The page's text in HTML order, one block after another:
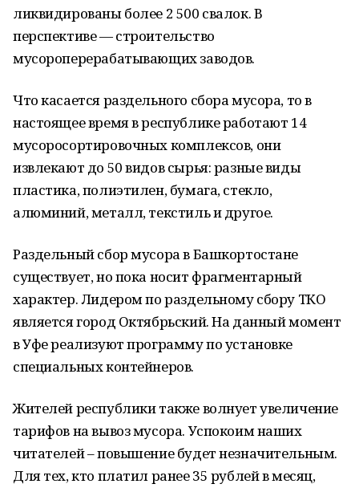
ликвидированы более 2 500 свалок. В
перспективе — строительство
мусороперерабатывающих заводов.
Что касается раздельного сбора мусора, то в
настоящее время в республике работают 14
мусоросортировочных комплексов, они
извлекают до 50 видов сырья: разные виды
пластика, полиэтилен, бумага, стекло,
алюминий, металл, текстиль и другое.
Раздельный сбор мусора в Башкортостане
существует, но пока носит фрагментарный
характер. Лидером по раздельному сбору ТКО
является город Октябрьский. На данный момент
в Уфе реализуют программу по установке
специальных контейнеров.
Жителей республики также волнует увеличение
тарифов на вывоз мусора. Успокоим наших
читателей – повышение будет незначительным.
Для тех, кто платил ранее 35 рублей в месяц,